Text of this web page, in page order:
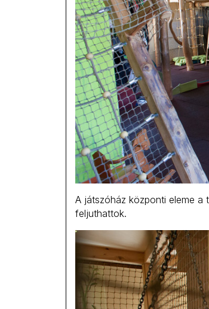
A játszóház központi eleme a
feljuthattok.